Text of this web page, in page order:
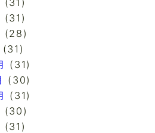
(31)
(28)
(31)
(31)
(30)
(31)
(30)
(31)